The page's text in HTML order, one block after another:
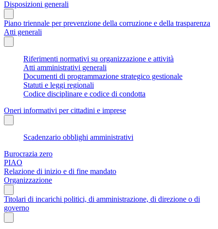
Disposizioni generali
Piano triennale per prevenzione della corruzione e della trasparenza
Atti generali
Riferimenti normativi su organizzazione e attività
Atti amministrativi generali
Documenti di programmazione strategico gestionale
Statuti e leggi regionali
Codice disciplinare e codice di condotta
Oneri informativi per cittadini e imprese
Scadenzario obblighi amministrativi
Burocrazia zero
PIAO
Relazione di inizio e di fine mandato
Organizzazione
Titolari di incarichi politici, di amministrazione, di direzione o di
governo